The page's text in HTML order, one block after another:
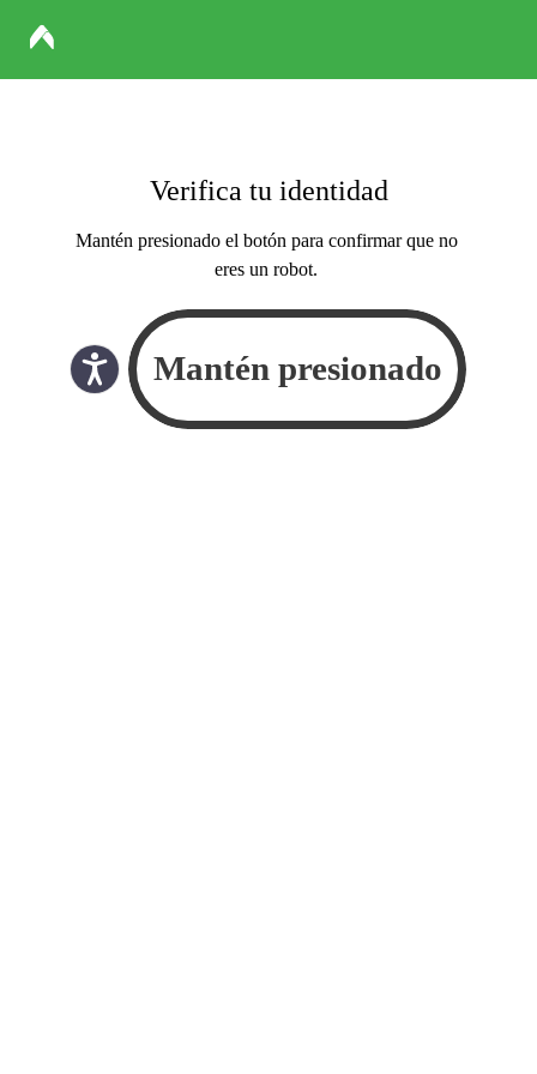
Verifica tu identidad
Mantén presionado el botón para confirmar que no
eres un robot.